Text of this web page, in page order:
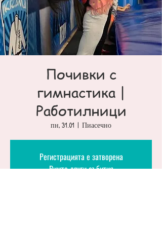
Почивки с
гимнастика |
Работилници
пн, 31.01
  |
Пиасечно
Регистрацията е затворена
Вижте други събития